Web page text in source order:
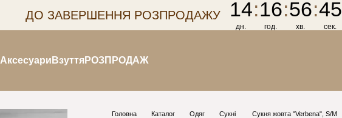
ДО ЗАВЕРШЕННЯ РОЗПРОДАЖУ 14:16:56:44
дн. год. хв. сек.
Аксесуари ВзуттяРОЗПРОДАЖ
Головна Каталог Одяг Сукні Сукня жовта "Verbena", S/M